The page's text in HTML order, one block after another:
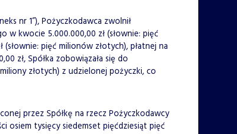
nr 1”), Pożyczkodawca zwolnił
kwocie 5.000.000,00 zł (słownie: pięć
pięć milionów złotych), płatnej na
zł, Spółka zobowiązała się do
złotych) z udzielonej pożyczki, co
przez Spółkę na rzecz Pożyczkodawcy
osiem tysięcy siedemset pięćdziesiąt pięć